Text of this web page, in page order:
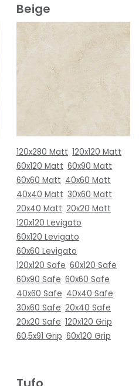
Beige
120x280 Matt 120x120 Matt
60x120 Matt 60x90 Matt
60x60 Matt 40x60 Matt
40x40 Matt 30x60 Matt
20x40 Matt 20x20 Matt
120x120 Levigato
60x120 Levigato
60x60 Levigato
120x120 Safe 60x120 Safe
60x90 Safe 60x60 Safe
40x60 Safe 40x40 Safe
30x60 Safe 20x40 Safe
20x20 Safe 120x120 Grip
60,5x91 Grip 60x120 Grip